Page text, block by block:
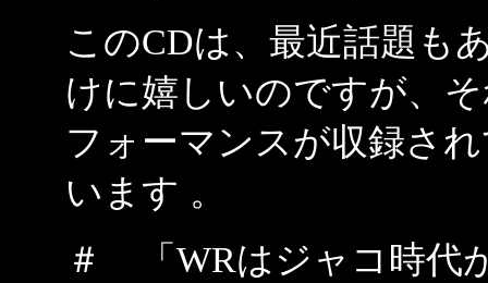
このCDは、最近話題も
けに嬉しいのですが、
フォーマンスが収録さ
います 。
＃ 「WRはジャコ時代